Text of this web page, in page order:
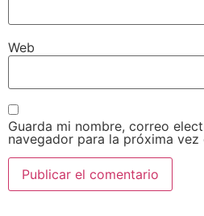
Web
Guarda mi nombre, correo
navegador para la próxima vez